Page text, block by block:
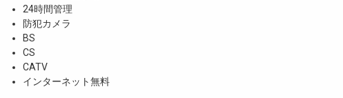
24時間管理
防犯カメラ
BS
CS
CATV
インターネット無料